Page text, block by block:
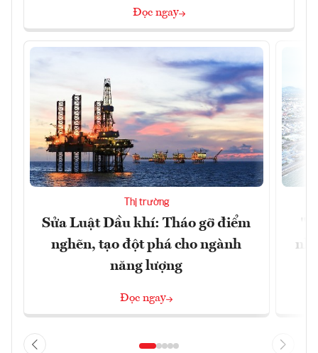
Đọc ngay
Thị trường
Sửa Luật Dầu khí: Tháo gỡ điểm
nghẽn, tạo đột phá cho ngành
năng lượng
Đọc ngay